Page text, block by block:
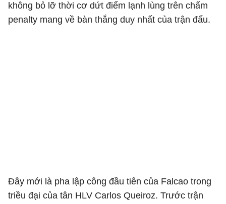
không bỏ lỡ thời cơ dứt điểm lạnh lùng trên chấm
penalty mang về bàn thắng duy nhất của trận đấu.
Đây mới là pha lập công đầu tiên của Falcao trong
triều đại của tân HLV Carlos Queiroz. Trước trận